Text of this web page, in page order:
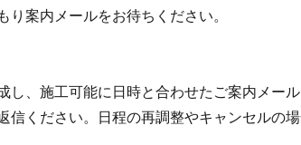
案内メールをお待ちください。
、施工可能に日時と合わせたご案内メー
ください。日程の再調整やキャンセルの